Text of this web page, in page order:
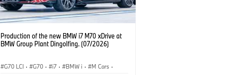
Production of the new BMW i7 M70 xDrive at
BMW Group Plant Dingolfing. (07/2026)
G70 LCI · G70 · i7 · BMW i · M Cars ·